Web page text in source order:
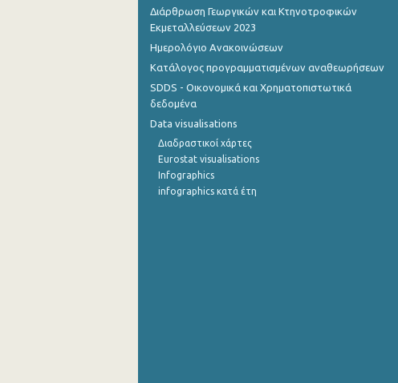
Οκτωβρίου 2022
Σεπτεμβρίου 2022
Ιουλίου 2022
Ιουνίου 2022
Μαΐου 2022
Απριλίου 2022
Διάρθρωση Γεωργικών και Κτηνοτροφικών
Εκμεταλλεύσεων 2023
Ημερολόγιο Ανακοινώσεων
Κατάλογος προγραμματισμένων αναθεωρήσεων
SDDS - Οικονομικά και Χρηματοπιστωτικά
δεδομένα
Data visualisations
Διαδραστικοί χάρτες
Eurostat visualisations
Infographics
infographics κατά έτη